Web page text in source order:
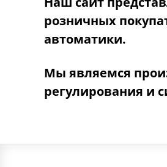
розничных
автоматики.
Мы являемся
регулирования и